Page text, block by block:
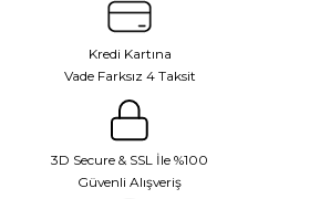
Kredi Kartına
Vade Farksız 4 Taksit
3D Secure & SSL İle %100
Güvenli Alışveriş